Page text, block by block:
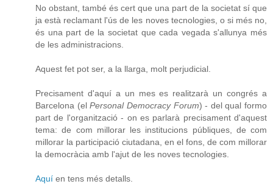
No obstant, també és cert que una part de la societat sí que
ja està reclamant l'ús de les noves tecnologies, o si més no,
és una part de la societat que cada vegada s'allunya més
de les administracions.
Aquest fet pot ser, a la llarga, molt perjudicial.
Precisament d'aquí a un mes es realitzarà un congrés a
Barcelona (elPersonal Democracy Forum) - del qual formo
part de l'organització - on es parlarà precisament d'aquest
tema: de com millorar les institucions públiques, de com
millorar la participació ciutadana, en el fons, de com millorar
la democràcia amb l'ajut de les noves tecnologies.
Aquí en tens més detalls.